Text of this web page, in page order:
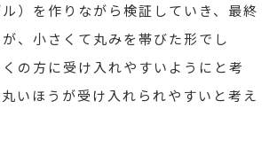
）を作りながら検証していき、最終
、小さくて丸みを帯びた形でし
の方に受け入れやすいようにと考
いほうが受け入れられやすいと考え